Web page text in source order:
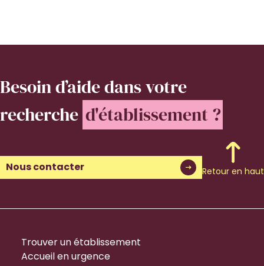
Besoin d’aidedans votre
recherche d'établissement ?
Nous contacter Retour en haut
Trouver un établissement
Accueil en urgence